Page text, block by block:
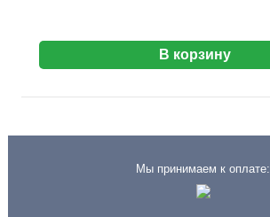
В корзину
Мы принимаем к оплате: